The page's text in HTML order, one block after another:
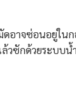
ดอาจซ่อนอยู่ใน
ล้วซักด้วยระบบน้